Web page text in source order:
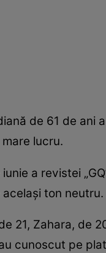
de 61 de ani
lucru.
a revistei
ton neutru.
21, Zahara, de
cunoscut pe